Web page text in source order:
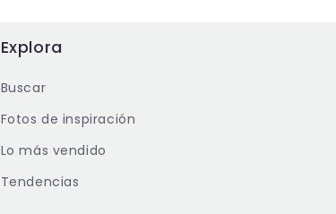
Explora
Buscar
Fotos de inspiración
Lo más vendido
Tendencias